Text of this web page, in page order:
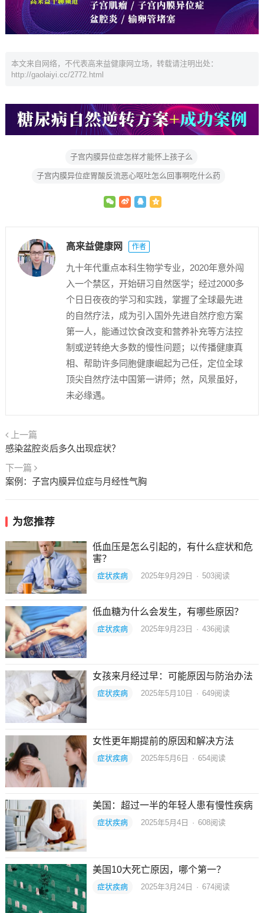
本文来自网络，不代表高来益健康网立场，转载请注明出处：
http://gaolaiyi.cc/2772.html
子宫内膜异位症怎样才能怀上孩子么
子宫内膜异位症胃酸反流恶心呕吐怎么回事啊吃什么药
高来益健康网 作者
九十年代重点本科生物学专业，2020年意外闯
入一个禁区，开始研习自然医学；经过2000多
个日日夜夜的学习和实践，掌握了全球最先进
的自然疗法，成为引入国外先进自然疗愈方案
第一人，能通过饮食改变和营养补充等方法控
制或逆转绝大多数的慢性问题；以传播健康真
相、帮助许多同胞健康崛起为己任，定位全球
顶尖自然疗法中国第一讲师；然，风景虽好，
未必缘遇。
上一篇
感染盆腔炎后多久出现症状？
下一篇
案例：子宫内膜异位症与月经性气胸
为您推荐
低血压是怎么引起的，有什么症状和危
害？
症状疾病 2025年9月29日 · 503阅读
低血糖为什么会发生，有哪些原因？
症状疾病 2025年9月23日 · 436阅读
女孩来月经过早：可能原因与防治办法
症状疾病 2025年5月10日 · 649阅读
女性更年期提前的原因和解决方法
症状疾病 2025年5月6日 · 654阅读
美国：超过一半的年轻人患有慢性疾病
症状疾病 2025年5月4日 · 608阅读
美国10大死亡原因，哪个第一？
症状疾病 2025年3月24日 · 674阅读